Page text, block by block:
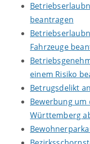
beantragen
Fahrzeuge
einem Risiko
Betrugsdelikt
Bewerbung um
Württemberg